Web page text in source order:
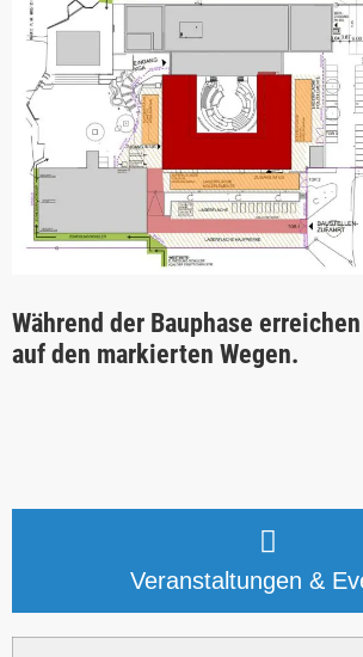
Während der Bauphase
auf den markierten Wegen.
Veranstaltungen &